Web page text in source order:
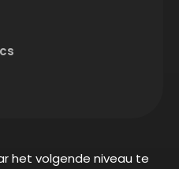
het volgende niveau te